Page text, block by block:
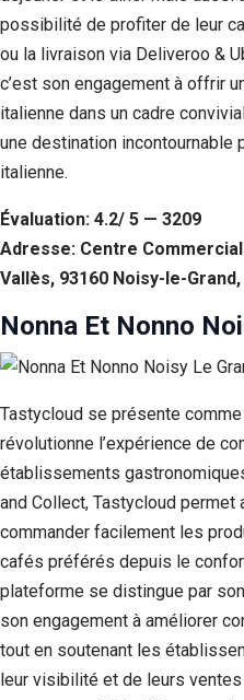
possibilité de profiter de leur
ou la livraison via Deliveroo &
c’est son engagement à offrir
italienne dans un cadre
une destination incontournable
italienne.
Évaluation: 4.2/ 5 — 3209
Adresse: Centre
Vallès, 93160 Noisy-le-
Nonna Et Nonno
Tastycloud se présente
révolutionne l’expérience de
établissements
and Collect, Tastycloud
commander facilement les
cafés préférés depuis le
plateforme se distingue par
son engagement à améliorer
tout en soutenant les
leur visibilité et de leurs ventes